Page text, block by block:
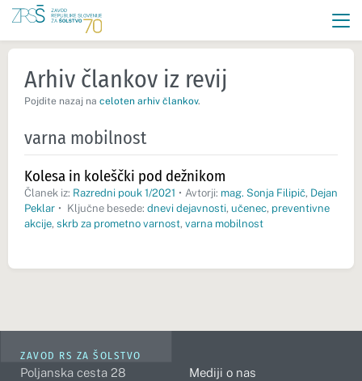
Arhiv člankov iz revij
Pojdite nazaj na celoten arhiv člankov.
varna mobilnost
Kolesa in koleščki pod dežnikom
Članek iz: Razredni pouk 1/2021 • Avtorji: mag. Sonja Filipič, Dejan
Peklar • Ključne besede: dnevi dejavnosti, učenec, preventivne
akcije, skrb za prometno varnost, varna mobilnost
ZAVOD RS ZA ŠOLSTVO
Poljanska cesta 28
Mediji o nas